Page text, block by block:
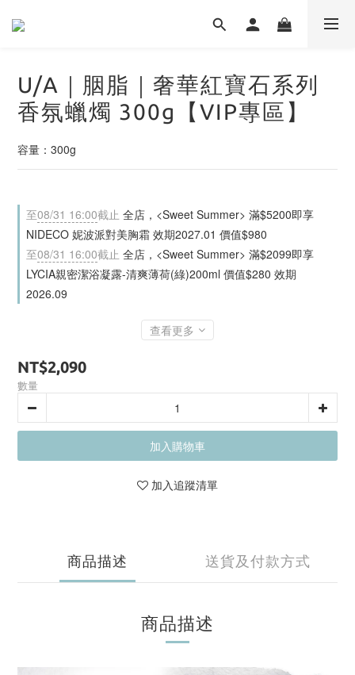
U/A｜胭脂｜奢華紅寶石系列
香氛蠟燭 300g【VIP專區】
容量：300g
至08/31 16:00截止 全店，<Sweet Summer> 滿$5200即享
NIDECO 妮波派對美胸霜 效期2027.01 價值$980
至08/31 16:00截止 全店，<Sweet Summer> 滿$2099即享
LYCIA親密潔浴凝露-清爽薄荷(綠)200ml 價值$280 效期
2026.09
查看更多
NT$2,090
數量
加入購物車
加入追蹤清單
商品描述 送貨及付款方式
商品描述